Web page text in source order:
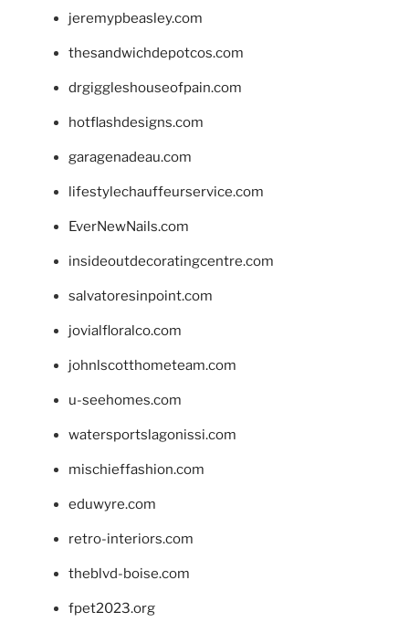
jeremypbeasley.com
thesandwichdepotcos.com
drgiggleshouseofpain.com
hotflashdesigns.com
garagenadeau.com
lifestylechauffeurservice.com
EverNewNails.com
insideoutdecoratingcentre.com
salvatoresinpoint.com
jovialfloralco.com
johnlscotthometeam.com
u-seehomes.com
watersportslagonissi.com
mischieffashion.com
eduwyre.com
retro-interiors.com
theblvd-boise.com
fpet2023.org